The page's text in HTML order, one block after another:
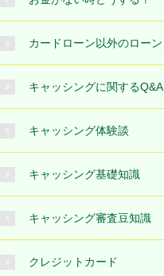
カードローン以外のローン
キャッシングに関するQ&A
キャッシング体験談
キャッシング基礎知識
キャッシング審査豆知識
クレジットカード